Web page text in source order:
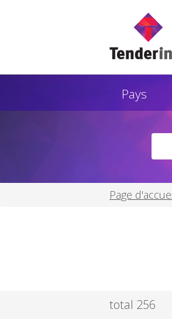
Pays
Page
total 256